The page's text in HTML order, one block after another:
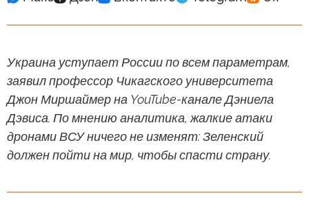
Украина уступает России по всем параметрам,
заявил профессор Чикагского университета
Джон Миршаймер на YouTube-канале Дэниела
Дэвиса. По мнению аналитика, жалкие атаки
дронами ВСУ ничего не изменят: Зеленский
должен пойти на мир, чтобы спасти страну.